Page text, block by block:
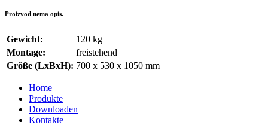
Proizvod nema opis.
Gewicht:
120 kg
Montage:
freistehend
Größe (LxBxH): 700 x 530 x 1050 mm
Home
Produkte
Downloaden
Kontakte